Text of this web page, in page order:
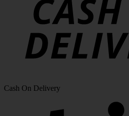
Cash On Delivery